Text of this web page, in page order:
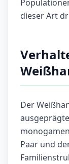
dieser Art
Der
Paar und